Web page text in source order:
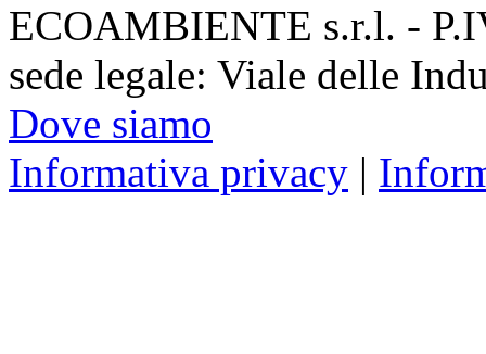
ECOAMBIENTE s.r.l. -
sede legale: Viale delle
Dove siamo
Informativa privacy |